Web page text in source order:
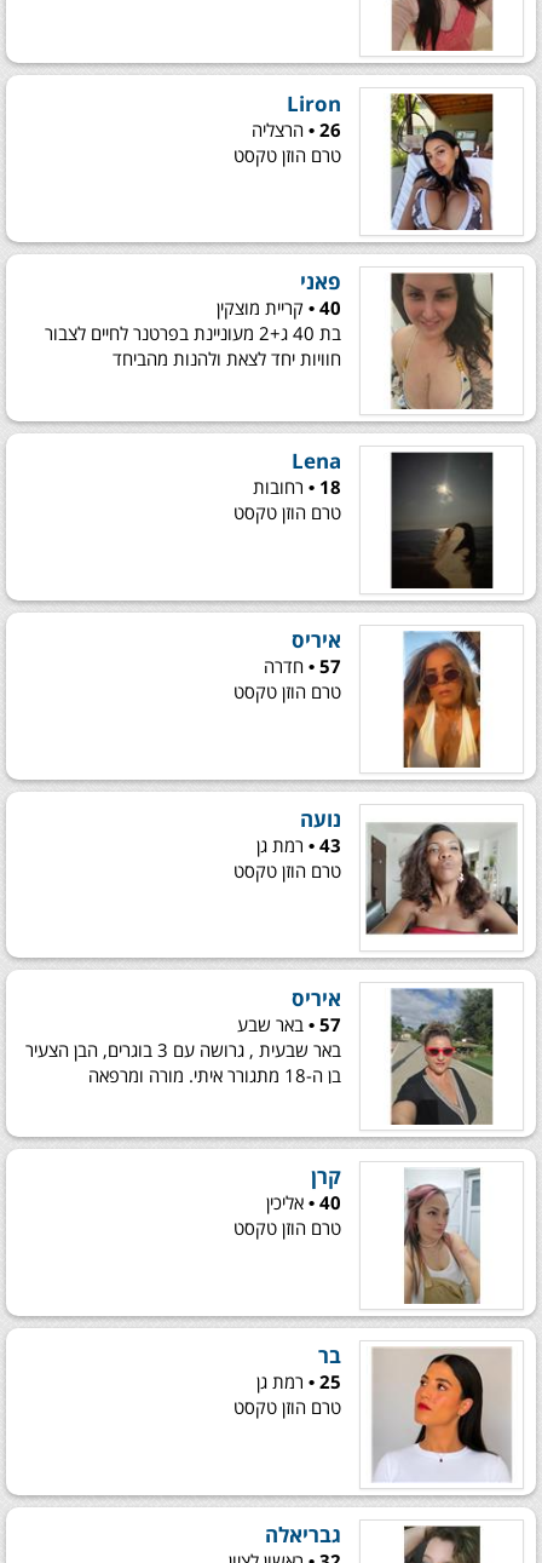
Liron
26 •
הרצליה
טרם הוזן טקסט
פאני
40 •
קריית מוצקין
בת 40 ג+2 מעוניינת בפרטנר לחיים לצבור
חוויות יחד לצאת ולהנות מהביחד
Lena
18 •
רחובות
טרם הוזן טקסט
איריס
57 •
חדרה
טרם הוזן טקסט
נועה
43 •
רמת גן
טרם הוזן טקסט
איריס
57 •
באר שבע
באר שבעית , גרושה עם 3 בוגרים, הבן הצעיר
בן ה-18 מתגורר איתי. מורה ומרפאה
קרן
40 •
אליכין
טרם הוזן טקסט
בר
25 •
רמת גן
טרם הוזן טקסט
גבריאלה